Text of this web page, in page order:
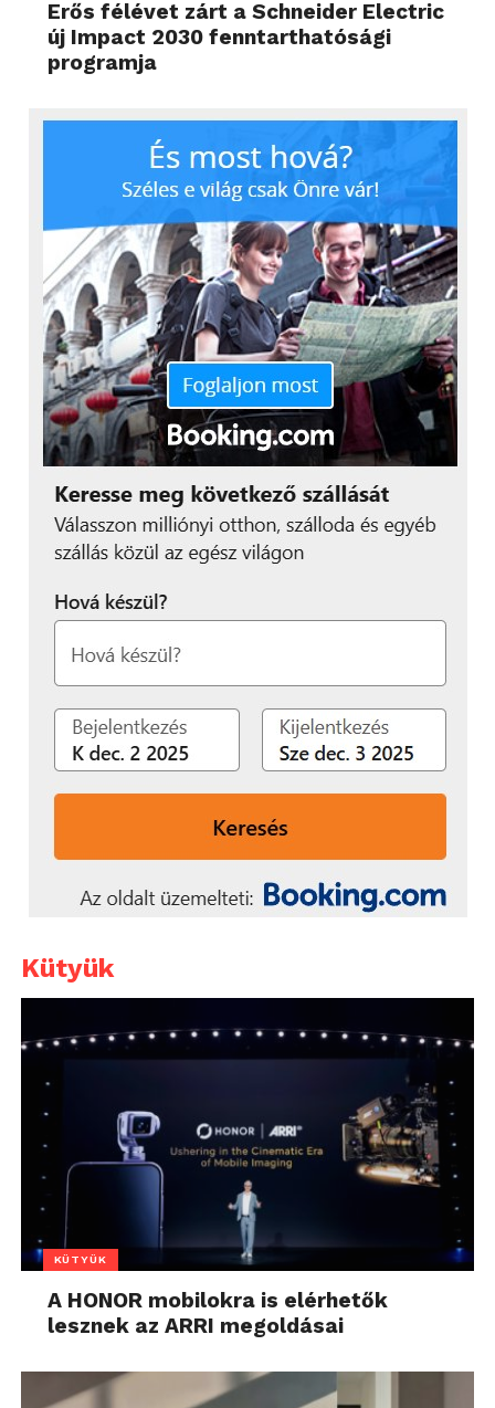
Erős félévet zárt a Schneider Electric
új Impact 2030 fenntarthatósági
programja
Kütyük
KÜTYÜK
A HONOR mobilokra is elérhetők
lesznek az ARRI megoldásai